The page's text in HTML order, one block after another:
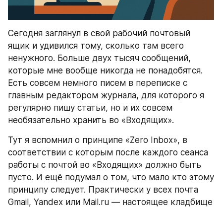
Сегодня заглянул в свой рабочий почтовый
ящик и удивился тому, сколько там всего
ненужного. Больше двух тысяч сообщений,
которые мне вообще никогда не понадобятся.
Есть совсем немного писем в переписке с
главным редактором журнала, для которого я
регулярно пишу статьи, но и их совсем
необязательно хранить во «Входящих».
Тут я вспомнил о принципе «Zero Inbox», в
соответствии с которым после каждого сеанса
работы с почтой во «Входящих» должно быть
пусто. И ещё подумал о том, что мало кто этому
принципу следует. Практически у всех почта
Gmail, Yandex или Mail.ru — настоящее кладбище